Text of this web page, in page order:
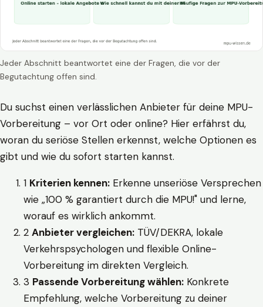
Jeder Abschnitt beantwortet eine der Fragen, die vor der
Begutachtung offen sind.
Du suchst einen verlässlichen Anbieter für deine MPU-
Vorbereitung – vor Ort oder online? Hier erfährst du,
woran du seriöse Stellen erkennst, welche Optionen es
gibt und wie du sofort starten kannst.
1 Kriterien kennen: Erkenne unseriöse Versprechen
wie „100 % garantiert durch die MPU!" und lerne,
worauf es wirklich ankommt.
2 Anbieter vergleichen: TÜV/DEKRA, lokale
Verkehrspsychologen und flexible Online-
Vorbereitung im direkten Vergleich.
3 Passende Vorbereitung wählen: Konkrete
Empfehlung, welche Vorbereitung zu deiner